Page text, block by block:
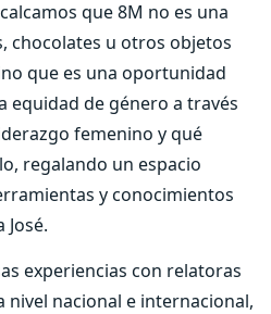
que 8M no es una
chocolates u otros objetos
que es una oportunidad
equidad de género a través
femenino y qué
regalando un espacio
y conocimientos
experiencias con relatoras
nivel nacional e internacional,